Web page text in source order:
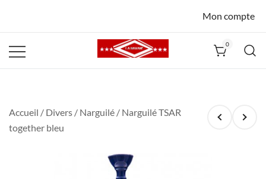
Mon compte
0
Accueil / Divers / Narguilé / Narguilé TSAR
together bleu